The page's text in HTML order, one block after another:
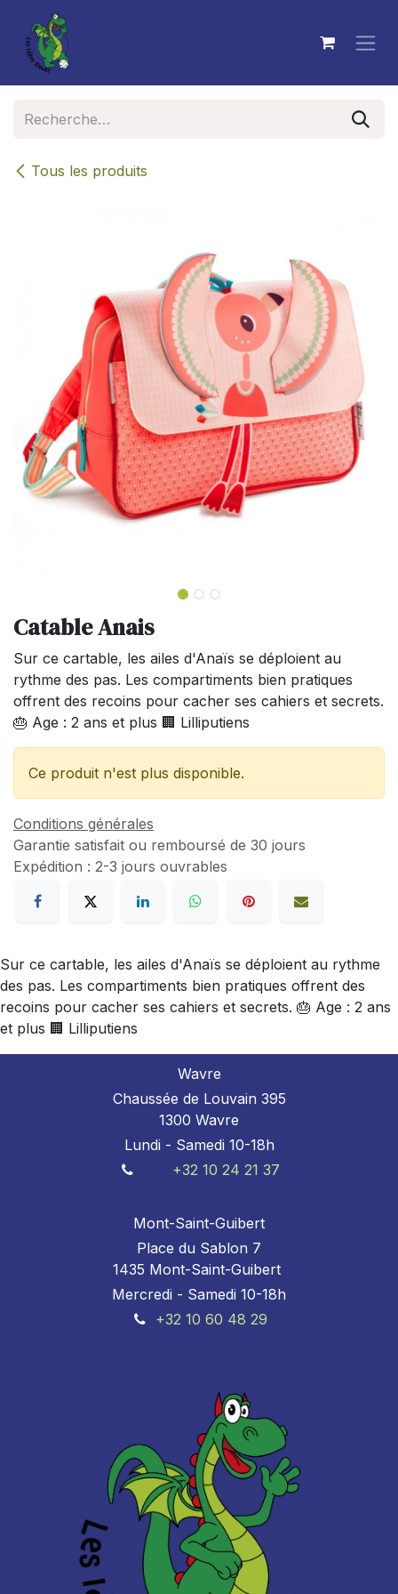
Se rendre au contenu
Tous les produits
Catable Anais
Sur ce cartable, les ailes d'Anaïs se déploient au
rythme des pas. Les compartiments bien pratiques
offrent des recoins pour cacher ses cahiers et secrets.
🎂 Age : 2 ans et plus 🏢 Lilliputiens
Ce produit n'est plus disponible.
Conditions générales
Garantie satisfait ou remboursé de 30 jours
Expédition : 2-3 jours ouvrables
Sur ce cartable, les ailes d'Anaïs se déploient au rythme
des pas. Les compartiments bien pratiques offrent des
recoins pour cacher ses cahiers et secrets. 🎂 Age : 2 ans
et plus 🏢 Lilliputiens
Wavre
Chaussée de Louvain 395
1300 Wavre
Lundi - Samedi 10-18h
+32 10 24 21 37
Mont-Saint-Guibert
Place du Sablon 7
1435 Mont-Saint-Guibert
Mercredi - Samedi 10-18h
+32 10 60 48 29